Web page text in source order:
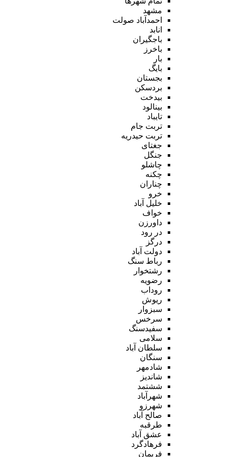
مشهد
احمدآباد صولت
انابد
باجگیران
باخرز
بار
بایگ
بجستان
بردسکن
بیدخت
بینالود
تایباد
تربت جام
تربت حیدریه
جغتای
جنگل
چاشلو
چکنه
چناران
خرو
خلیل آباد
خواف
داورزن
در رود
درگز
دولت آباد
رباط سنگ
رشتخوار
رضویه
روداب
ریوش
سبزوار
سرخس
سفیدسنگ
سلامی
سلطان آباد
سنگان
شادمهر
شاندیز
ششتمد
شهرآباد
شهرزو
صالح آباد
طرقبه
عشق آباد
فرهادگرد
فریمان